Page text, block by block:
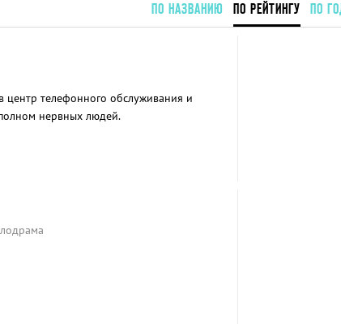
ПО НАЗВАНИЮ ПО РЕЙТИНГУ ПО
центр телефонного обслуживания и
нервных людей.